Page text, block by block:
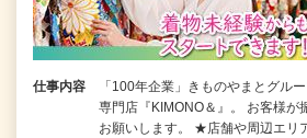
仕事内容
「100年企業」きものやまとグル
専門店『KIMONO＆』。 お客様が
お願いします。 ★店舗や周辺エリ